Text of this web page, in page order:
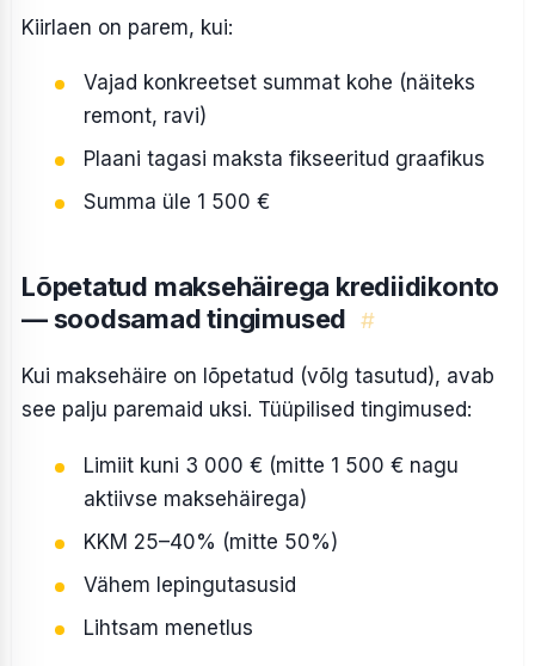
Kiirlaen on parem, kui:
Vajad konkreetset summat kohe (näiteks
remont, ravi)
Plaani tagasi maksta fikseeritud graafikus
Summa üle 1 500 €
Lõpetatud maksehäirega krediidikonto
— soodsamad tingimused #
Kui maksehäire on lõpetatud (võlg tasutud), avab
see palju paremaid uksi. Tüüpilised tingimused:
Limiit kuni 3 000 € (mitte 1 500 € nagu
aktiivse maksehäirega)
KKM 25–40% (mitte 50%)
Vähem lepingutasusid
Lihtsam menetlus